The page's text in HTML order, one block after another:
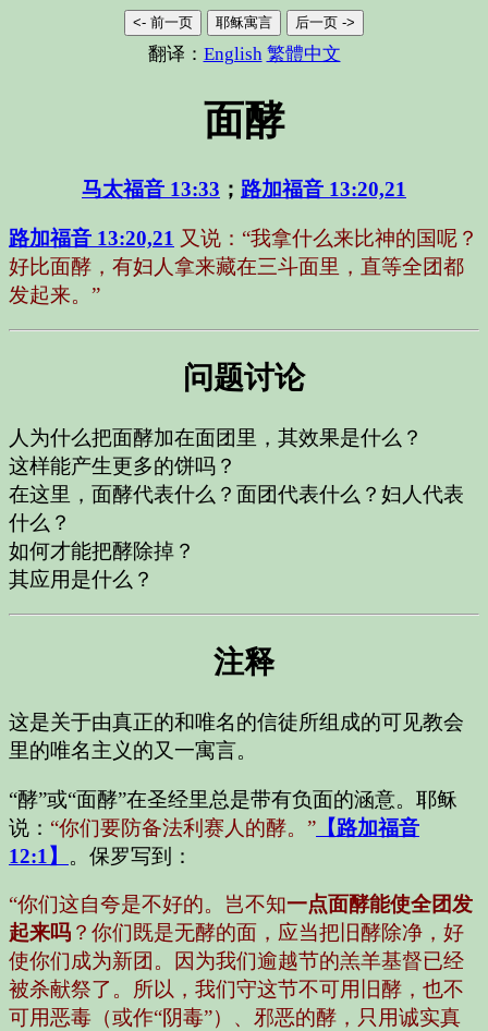
<- 前一页 耶稣寓言 后一页 ->
翻译： English 繁體中文
面酵
马太福音 13:33 ； 路加福音 13:20,21
路加福音 13:20,21 又说：“我拿什么来比神的国呢？
好比面酵，有妇人拿来藏在三斗面里，直等全团都
发起来。”
问题讨论
人为什么把面酵加在面团里，其效果是什么？
这样能产生更多的饼吗？
在这里，面酵代表什么？面团代表什么？妇人代表
什么？
如何才能把酵除掉？
其应用是什么？
注释
这是关于由真正的和唯名的信徒所组成的可见教会
里的唯名主义的又一寓言。
“酵”或“面酵”在圣经里总是带有负面的涵意。耶稣
说： “你们要防备法利赛人的酵。” 【路加福音
12:1】 。保罗写到：
“你们这自夸是不好的。岂不知一点面酵能使全团发
起来吗 ？你们既是无酵的面，应当把旧酵除净，好
使你们成为新团。因为我们逾越节的羔羊基督已经
被杀献祭了。所以，我们守这节不可用旧酵，也不
可用恶毒（或作“阴毒”）、邪恶的酵，只用诚实真